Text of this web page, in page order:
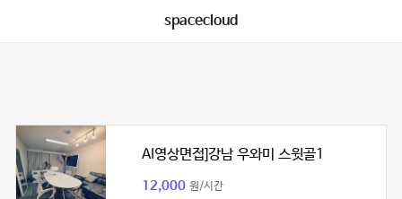
spacecloud
AI영상면접]강남 우와미 스윗골1
12,000 원/시간